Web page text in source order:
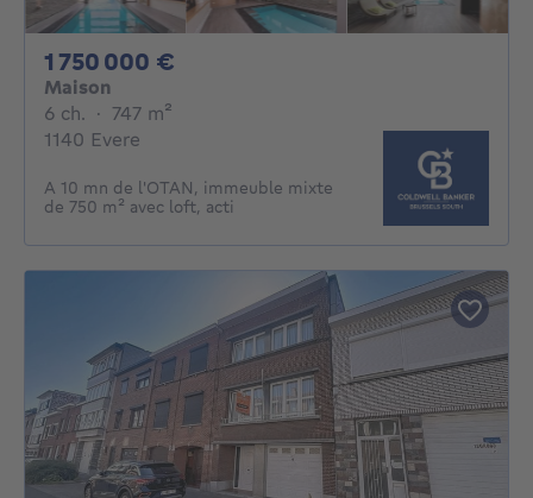
1 750 000 €
Maison
6 ch. 6 chambres
· 747 m²
1140 Evere
A 10 mn de l'OTAN, immeuble mixte
de 750 m² avec loft, acti